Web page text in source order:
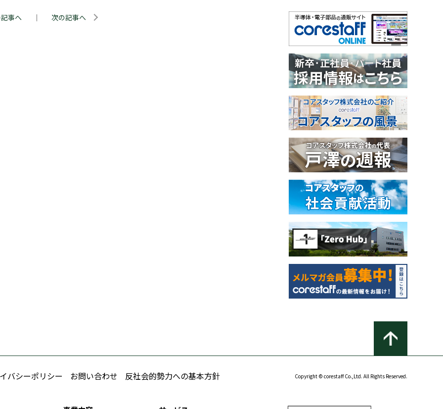
事へ ｜ 次の記事へ
バシーポリシー お問い合わせ 反社会的勢力への基本方針 Copyright © corestaff Co.,Ltd. All Rights Reserved.